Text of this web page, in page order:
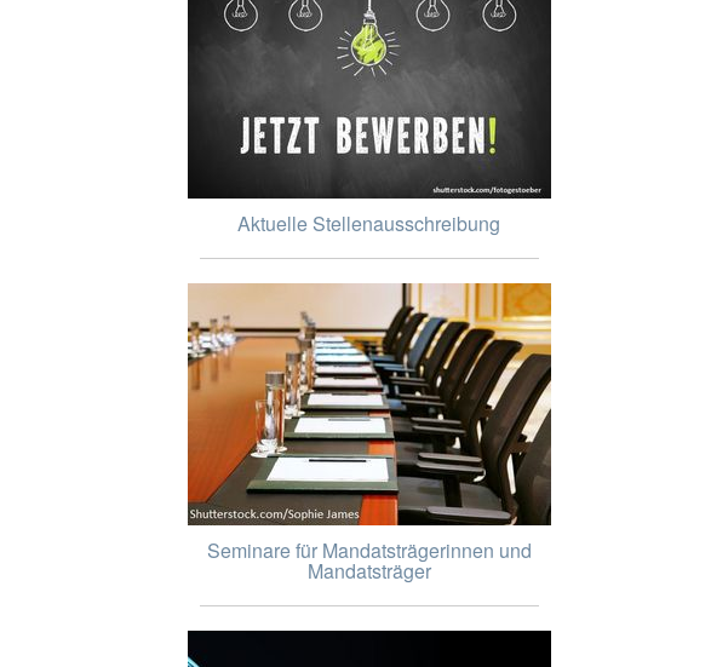
Aktuelle Stellenausschreibung
Seminare für Mandatsträgerinnen und
Mandatsträger